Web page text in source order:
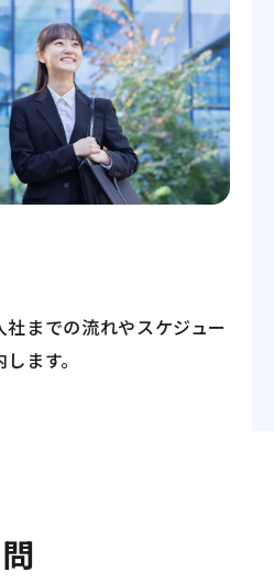
までの流れやスケジュー
ます。